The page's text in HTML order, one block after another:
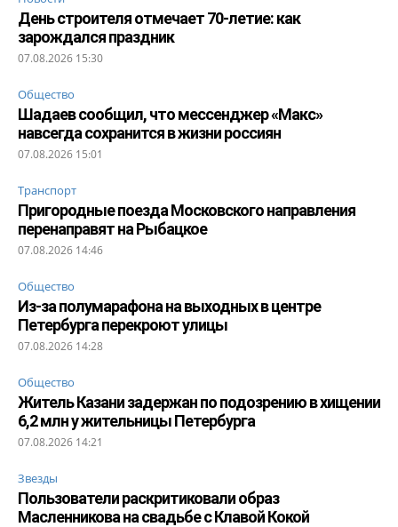
День строителя отмечает 70-летие: как
зарождался праздник
07.08.2026 15:30
Общество
Шадаев сообщил, что мессенджер «Макс»
навсегда сохранится в жизни россиян
07.08.2026 15:01
Транспорт
Пригородные поезда Московского направления
перенаправят на Рыбацкое
07.08.2026 14:46
Общество
Из-за полумарафона на выходных в центре
Петербурга перекроют улицы
07.08.2026 14:28
Общество
Житель Казани задержан по подозрению в хищении
6,2 млн у жительницы Петербурга
07.08.2026 14:21
Звезды
Пользователи раскритиковали образ
Масленникова на свадьбе с Клавой Кокой